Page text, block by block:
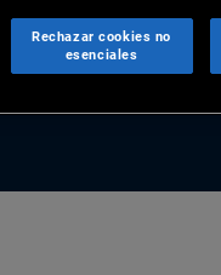
Rechazar cookies no
esenciales